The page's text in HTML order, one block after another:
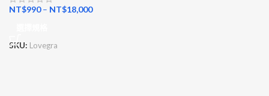
NT$990– NT$18,000
SKU: Lovegra